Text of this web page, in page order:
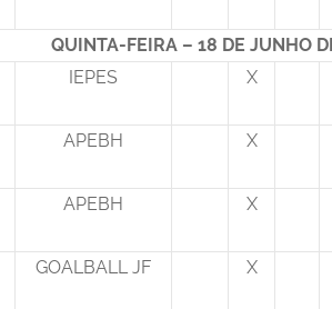
QUINTA-FEIRA – 18 DE JUNHO
IEPES X
APEBH X
APEBH X
GOALBALL JF X